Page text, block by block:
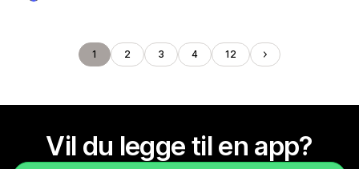
1 2 3 4 12
Vil du legge til en app?